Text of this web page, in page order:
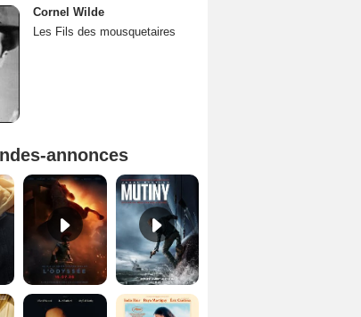
Cornel Wilde
Les Fils des mousquetaires
annonces
Day Bande-annonce VO STFR L'Odyssée Bande-annonce VO STFR
Les Silences de Riyad Bande-annonce VO STFR Les Matins merveilleux Bande-annonce VF